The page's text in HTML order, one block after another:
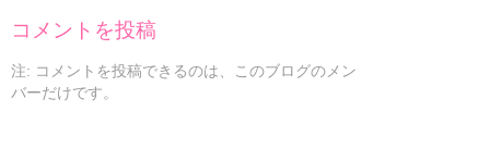
コメントを投稿
注: コメントを投稿できるのは、このブログのメン
バーだけです。